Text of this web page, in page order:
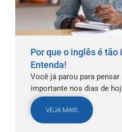
Por que o inglês é
Entenda!
Você já parou para
importante nos dias de
VEJA MAIS